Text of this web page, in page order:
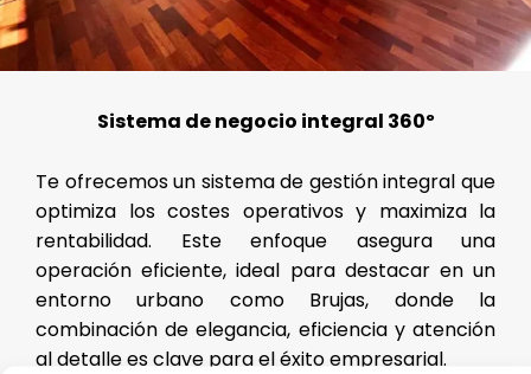
Sistema de negocio integral 360º
Te ofrecemos un sistema de gestión integral que
optimiza los costes operativos y maximiza la
rentabilidad. Este enfoque asegura una
operación eficiente, ideal para destacar en un
entorno urbano como Brujas, donde la
combinación de elegancia, eficiencia y atención
al detalle es clave para el éxito empresarial.